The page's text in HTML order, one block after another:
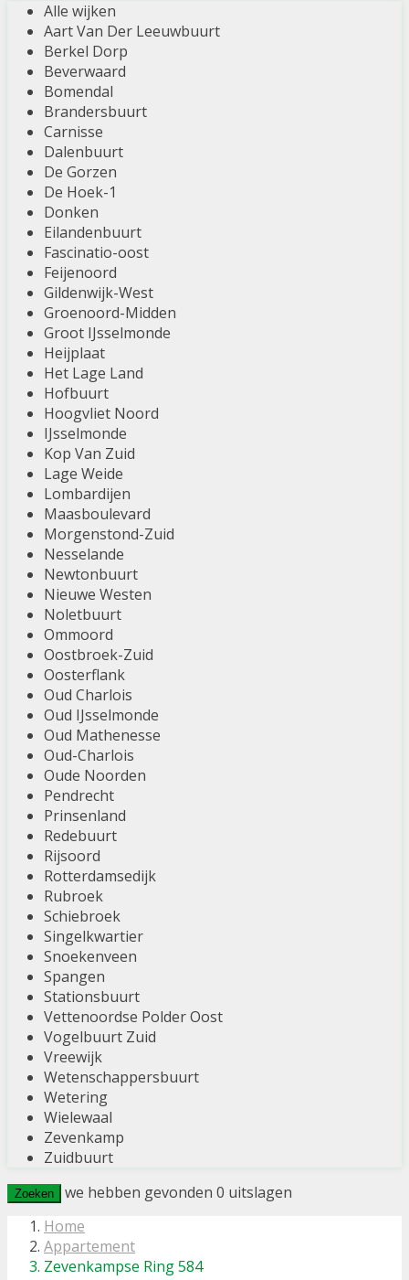
Alle wijken
Aart Van Der Leeuwbuurt
Berkel Dorp
Beverwaard
Bomendal
Brandersbuurt
Carnisse
Dalenbuurt
De Gorzen
De Hoek-1
Donken
Eilandenbuurt
Fascinatio-oost
Feijenoord
Gildenwijk-West
Groenoord-Midden
Groot IJsselmonde
Heijplaat
Het Lage Land
Hofbuurt
Hoogvliet Noord
IJsselmonde
Kop Van Zuid
Lage Weide
Lombardijen
Maasboulevard
Morgenstond-Zuid
Nesselande
Newtonbuurt
Nieuwe Westen
Noletbuurt
Ommoord
Oostbroek-Zuid
Oosterflank
Oud Charlois
Oud IJsselmonde
Oud Mathenesse
Oud-Charlois
Oude Noorden
Pendrecht
Prinsenland
Redebuurt
Rijsoord
Rotterdamsedijk
Rubroek
Schiebroek
Singelkwartier
Snoekenveen
Spangen
Stationsbuurt
Vettenoordse Polder Oost
Vogelbuurt Zuid
Vreewijk
Wetenschappersbuurt
Wetering
Wielewaal
Zevenkamp
Zuidbuurt
Zoeken we hebben gevonden 0 uitslagen
Home
Appartement
Zevenkampse Ring 584